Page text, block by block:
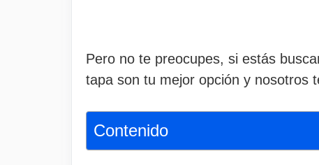
Pero no te preocupes, si estás
tapa son tu mejor opción y nosotros
Contenido